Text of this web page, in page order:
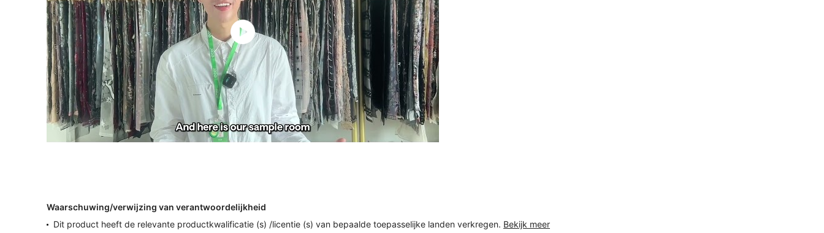
Waarschuwing/verwijzing van verantwoordelijkheid
Dit product heeft de relevante productkwalificatie (s) /licentie (s) van bepaalde toepasselijke landen verkregen. Bekijk meer